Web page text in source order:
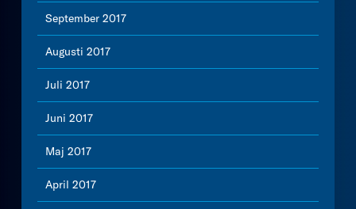
September 2017
Augusti 2017
Juli 2017
Juni 2017
Maj 2017
April 2017